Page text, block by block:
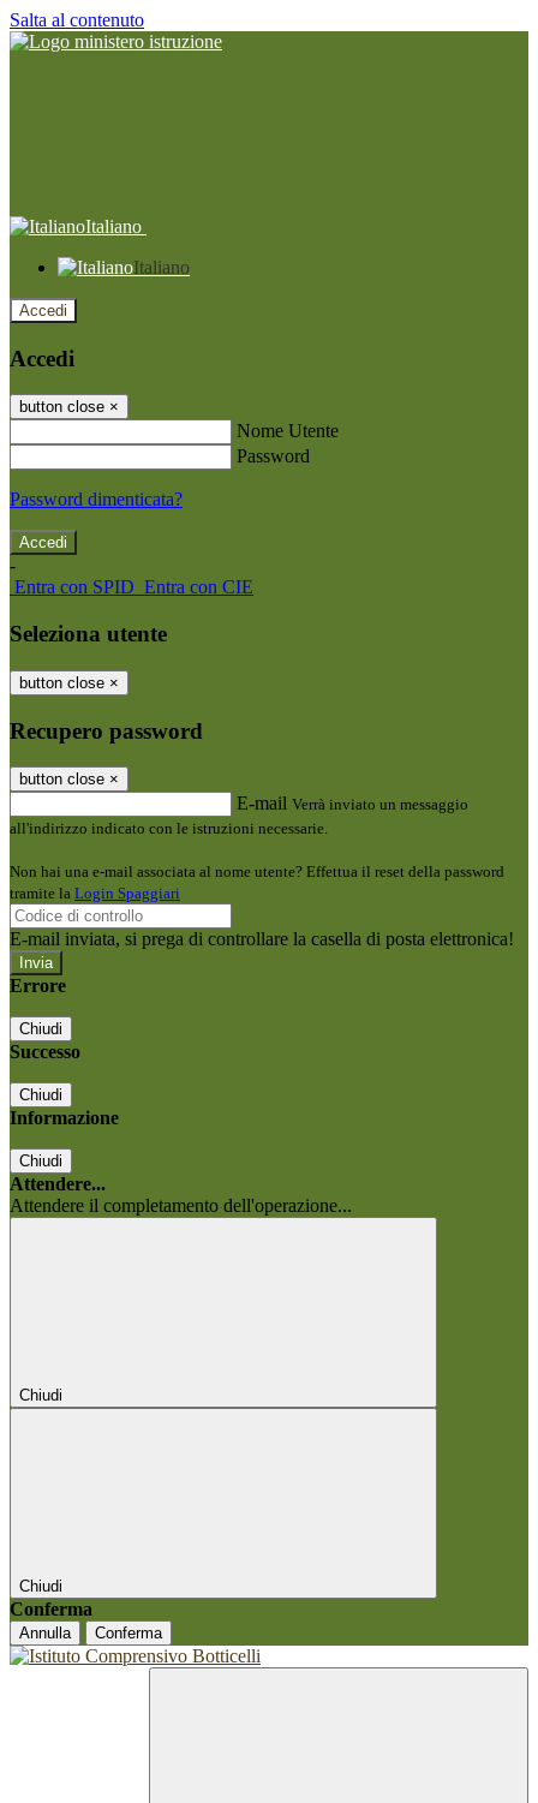
Salta al contenuto
Italiano
Italiano
Accedi
Accedi
button close ×
Nome Utente
Password
Password dimenticata?
-
Entra con SPID Entra con CIE
Seleziona utente
button close ×
Recupero password
button close ×
E-mail Verrà inviato un messaggio
all'indirizzo indicato con le istruzioni necessarie.
Non hai una e-mail associata al nome utente? Effettua il reset della password
tramite la Login Spaggiari
E-mail inviata, si prega di controllare la casella di posta elettronica!
Errore
Chiudi
Successo
Chiudi
Informazione
Chiudi
Attendere...
Attendere il completamento dell'operazione...
Chiudi
Chiudi
Conferma
Annulla Conferma